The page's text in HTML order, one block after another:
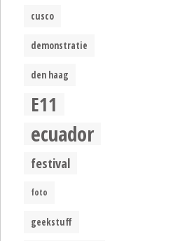
cusco
demonstratie
den haag
E11
ecuador
festival
foto
geekstuff